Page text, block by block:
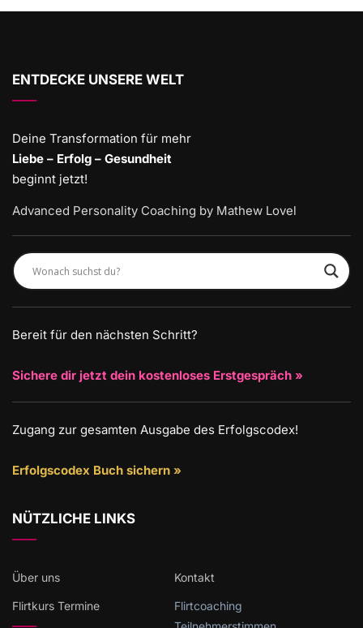
ENTDECKE UNSERE WELT
Deine Transformation für mehr
Liebe – Erfolg – Gesundheit
beginnt jetzt!
Advanced Personality Coaching by Mathew Lovel
Bereit für den nächsten Schritt?
Sichere dir jetzt dein kostenloses Erstgespräch »
Zugang zur gesamten Ausgabe des Erfolgscodex!
Erfolgscodex Buch sichern »
NÜTZLICHE LINKS
Über uns Kontakt
Flirtkurs Termine
Flirtcoaching